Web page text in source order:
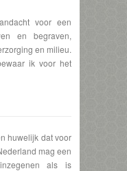
voor een
en begraven,
en milieu.
ik voor het
huwelijk dat voor
mag een
als is